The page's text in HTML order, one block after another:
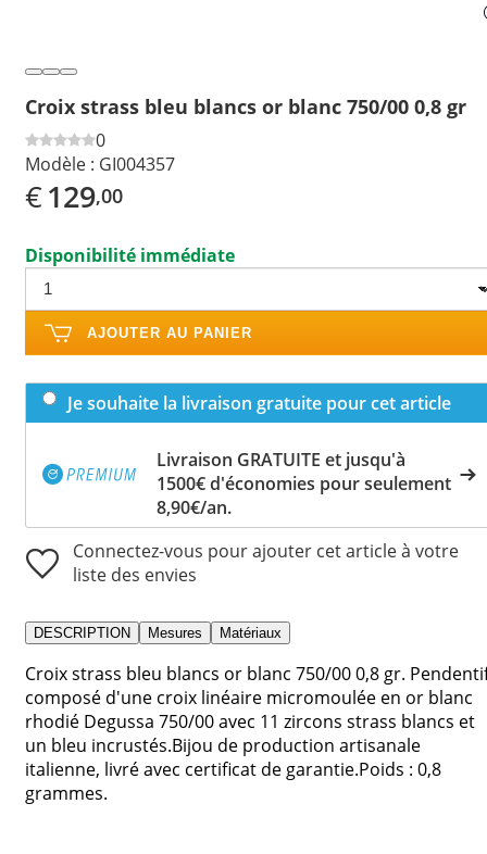
Croix strass bleu blancs or blanc 750/00 0,8 gr
0
Modèle : GI004357
€129,00
Disponibilité immédiate
AJOUTER AU PANIER
Je souhaite la livraison gratuite pour cet article
Livraison GRATUITE et jusqu'à
1500€ d'économies pour seulement
8,90€/an.
Connectez-vous pour ajouter cet article à votre
liste des envies
DESCRIPTION Mesures Matériaux
Croix strass bleu blancs or blanc 750/00 0,8 gr.
composé d'une croix linéaire micromoulée en or blanc
rhodié Degussa 750/00 avec 11 zircons strass blancs et
un bleu incrustés.Bijou de production artisanale
italienne, livré avec certificat de garantie.Poids : 0,8
grammes.